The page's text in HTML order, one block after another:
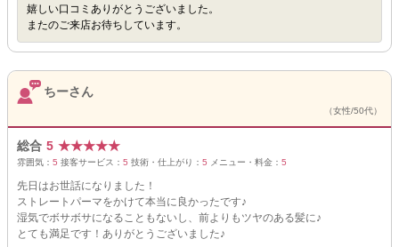
嬉しい口コミありがとうございました。
またのご来店お待ちしています。
ちーさん
（女性/50代）
総合 5 ★★★★★
雰囲気： 5 接客サービス： 5 技術・仕上がり： 5 メニュー・料金： 5
先日はお世話になりました！
ストレートパーマをかけて本当に良かったです♪
湿気でボサボサになることもないし、前よりもツヤのある髪に♪
とても満足です！ありがとうございました♪